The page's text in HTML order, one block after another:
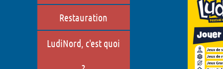
Jeux de société en Hauts-de-
France
Restauration
LudiNord, c'est quoi